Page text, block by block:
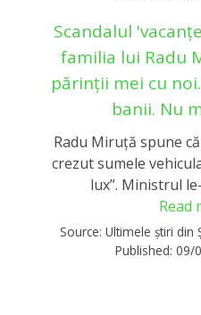
Scandalul
familia lui Radu
părinții mei cu
banii. Nu
Radu Miruță spune
crezut sumele
lux”. Ministrul
Read
Source: Ultimele știri din
Published: 09/